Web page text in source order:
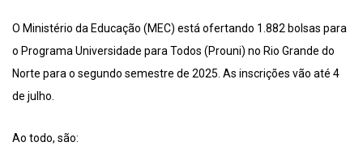
O Ministério da Educação (MEC) está ofertando 1.882 bolsas para
o Programa Universidade para Todos (Prouni) no Rio Grande do
Norte para o segundo semestre de 2025. As inscrições vão até 4
de julho.
Ao todo, são: